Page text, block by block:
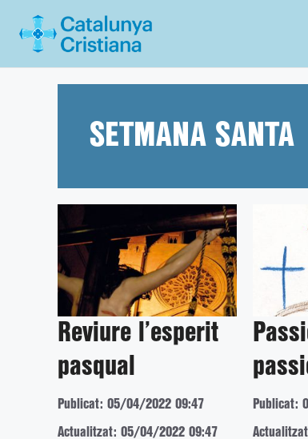
SETMANA SANTA
Reviure l’esperit
pasqual
Publicat: 05/04/2022 09:47
Actualitzat: 05/04/2022 09:47
Publicat: